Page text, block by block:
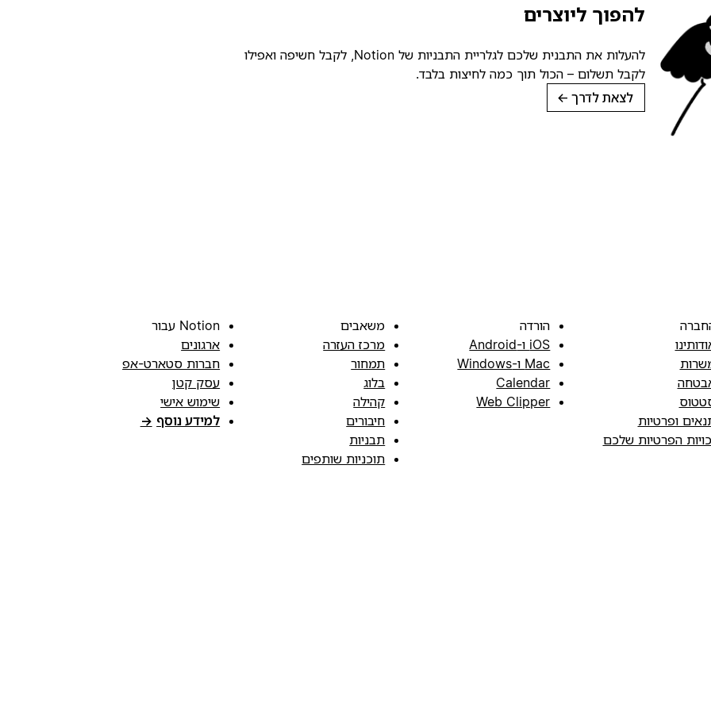
להפוך ליוצרים
להעלות את התבנית שלכם לגלריית התבניות של Notion, לקבל חשיפה ואפילו
לקבל תשלום – הכול תוך כמה לחיצות בלבד.
לצאת לדרך →
ופרטיות
הפרטיות שלכם
הורדה
iOS ו-Android
Mac ו-Windows
Calendar
Web Clipper
משאבים
מרכז העזרה
תמחור
בלוג
קהילה
חיבורים
תבניות
תוכניות שותפים
Notion עבור
ארגונים
חברות סטארט-אפ
עסק קטן
שימוש אישי
למידע נוסף →